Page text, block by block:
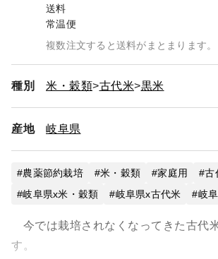
送料
常温便
複数注文すると送料がまとまります。
種別 米・穀類 古代米 黒米
産地 岐阜県
農薬節約栽培 米・穀類 家庭用 古
岐阜県x米・穀類
岐阜県x古代米 岐
今では栽培されなくなってきた古代
す。